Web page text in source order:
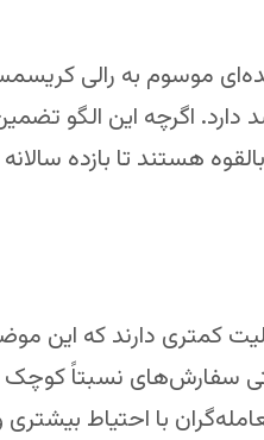
موسوم به رالی
اگرچه این الگو
هستند تا بازده
کمتری دارند که این
نسبتاً کوچک
با احتیاط بیشتری